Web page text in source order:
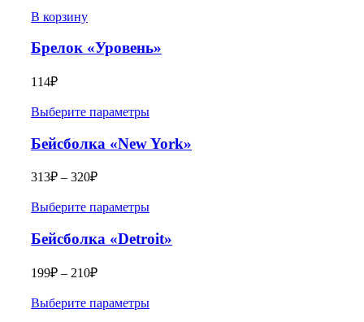
В корзину
Брелок «Уровень»
114₽
Выберите параметры
Бейсболка «New York»
313₽ – 320₽
Выберите параметры
Бейсболка «Detroit»
199₽ – 210₽
Выберите параметры